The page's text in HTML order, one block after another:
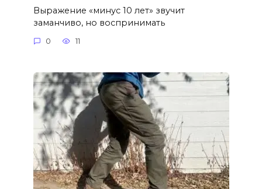
Выражение «минус 10 лет» звучит
заманчиво, но воспринимать
0 11